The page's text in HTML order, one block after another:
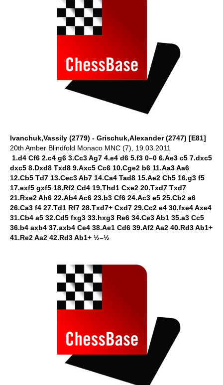
Ivanchuk,Vassily (2779) - Grischuk,Alexander (2747) [E81]
20th Amber Blindfold Monaco MNC (7), 19.03.2011
1.d4 Cf6 2.c4 g6 3.Cc3 Ag7 4.e4 d6 5.f3 0–0 6.Ae3 c5 7.dxc5
dxc5 8.Dxd8 Txd8 9.Axc5 Cc6 10.Cge2 b6 11.Aa3 Aa6
12.Cb5 Td7 13.Cec3 Ab7 14.Ca4 Tad8 15.Ae2 Ch5 16.g3 f5
17.exf5 gxf5 18.Rf2 Cd4 19.Thd1 Cxe2 20.Txd7 Txd7
21.Rxe2 Ah6 22.Ab4 Ac6 23.b3 Cf6 24.Ac3 e5 25.Cb2 a6
26.Ca3 f4 27.Td1 Rf7 28.Txd7+ Cxd7 29.Cc2 e4 30.fxe4 Axe4
31.Cb4 a5 32.Cd5 fxg3 33.hxg3 Re6 34.Ce3 Ab1 35.a3 Cc5
36.b4 axb4 37.axb4 Ce4 38.Ae1 Cd6 39.Af2 Aa2 40.Rd3 Ab1+
41.Re2 Aa2 42.Rd3 Ab1+ ½–½